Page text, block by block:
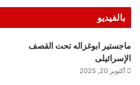
بالفيديو
ماجستير ابوغزاله تحت القصف
الإسرائيلى
أكتوبر 20, 2025